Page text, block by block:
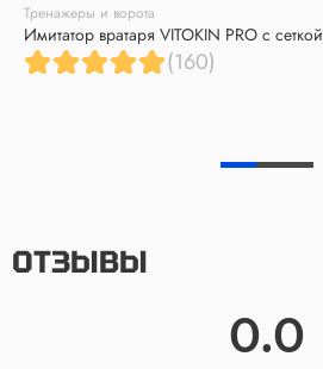
Тренажеры и ворота
Имитатор вратаря VITOKIN PRO с сеткой
(160)
ОТЗЫВЫ
0.0